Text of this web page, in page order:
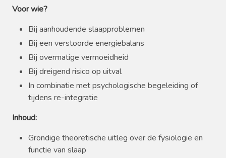
Voor wie?
Bij aanhoudende slaapproblemen
Bij een verstoorde energiebalans
Bij overmatige vermoeidheid
Bij dreigend risico op uitval
In combinatie met psychologische begeleiding of
tijdens re-integratie
Inhoud:
Grondige theoretische uitleg over de fysiologie en
functie van slaap